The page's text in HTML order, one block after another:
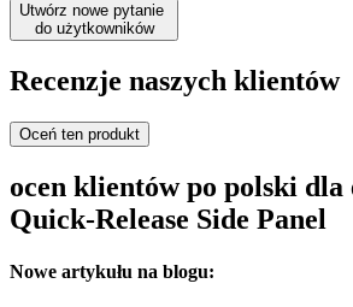
Utwórz nowe pytanie
do użytkowników
Recenzje naszych klientów
Oceń ten produkt
ocen klientów po polski dla
Quick-Release Side Panel
Nowe artykułu na blogu: